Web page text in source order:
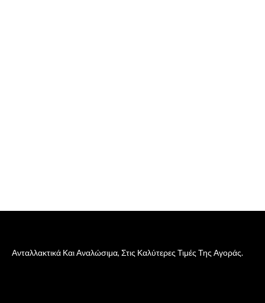
Ανταλλακτικά Και Αναλώσιμα, Στις Καλύτερες Τιμές Της Αγοράς.